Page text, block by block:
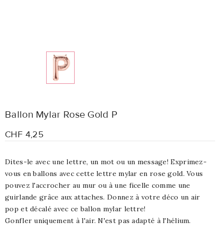
Ballon Mylar Rose Gold P
CHF 4,25
Dites-le avec une lettre, un mot ou un message! Exprimez-
vous en ballons avec cette lettre mylar en rose gold. Vous
pouvez l'accrocher au mur ou à une ficelle comme une
guirlande grâce aux attaches. Donnez à votre déco un air
pop et décalé avec ce ballon mylar lettre!
Gonfler uniquement à l'air. N'est pas adapté à l'hélium.